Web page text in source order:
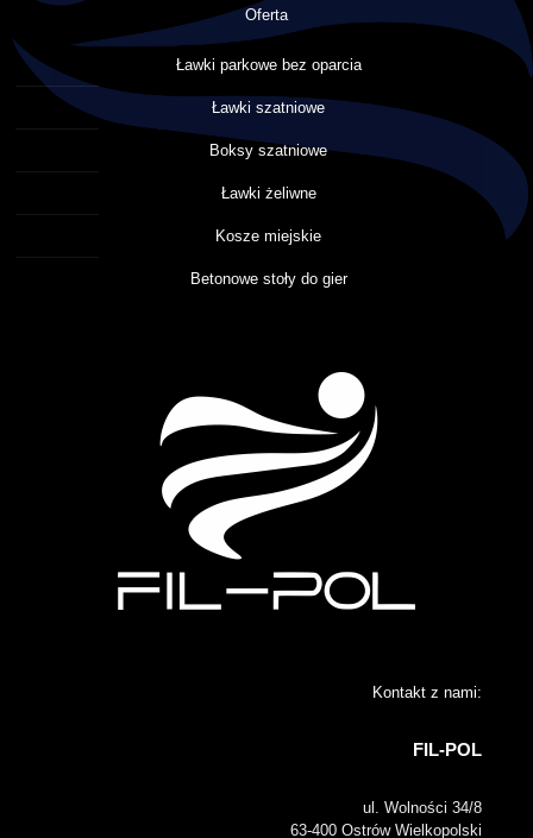
Oferta
Ławki parkowe bez oparcia
Ławki szatniowe
Boksy szatniowe
Ławki żeliwne
Kosze miejskie
Betonowe stoły do gier
Kontakt z nami:
FIL-POL
ul. Wolności 34/8
63-400 Ostrów Wielkopolski